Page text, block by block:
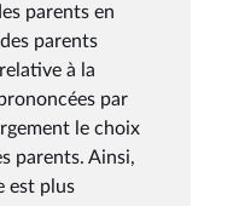
parents en
parents
à la
par
le choix
parents. Ainsi,
est plus